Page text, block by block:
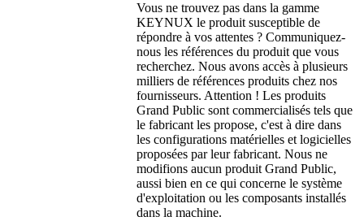
Vous ne trouvez pas dans la gamme
KEYNUX le produit susceptible de
répondre à vos attentes ? Communiquez-
nous les références du produit que vous
recherchez. Nous avons accès à plusieurs
milliers de références produits chez nos
fournisseurs. Attention ! Les produits
Grand Public sont commercialisés tels que
le fabricant les propose, c'est à dire dans
les configurations matérielles et logicielles
proposées par leur fabricant. Nous ne
modifions aucun produit Grand Public,
aussi bien en ce qui concerne le système
d'exploitation ou les composants installés
dans la machine.